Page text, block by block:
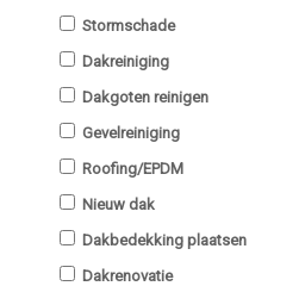
Stormschade
Dakreiniging
Dakgoten reinigen
Gevelreiniging
Roofing/EPDM
Nieuw dak
Dakbedekking plaatsen
Dakrenovatie